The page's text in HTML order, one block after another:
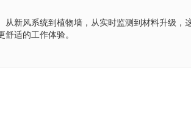
新风系统到植物墙，从实时监测到材料升级，
适的工作体验。